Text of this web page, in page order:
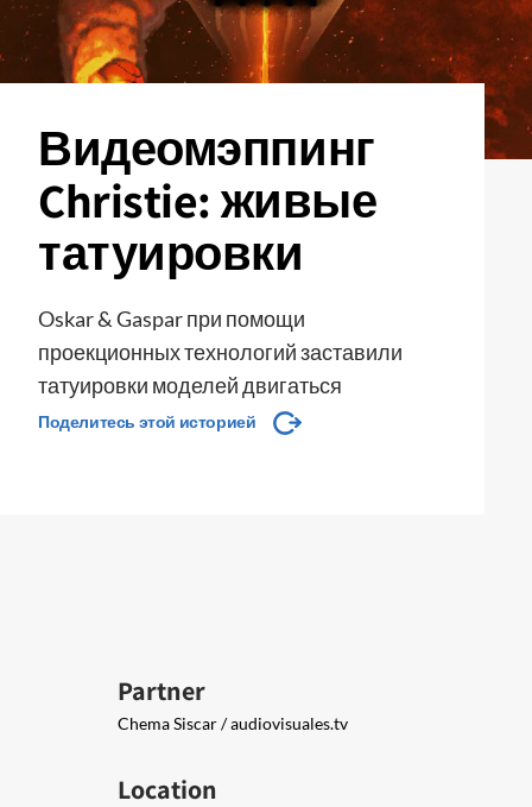
Видеомэппинг
Christie: живые
татуировки
Oskar & Gaspar при помощи
проекционных технологий заставили
татуировки моделей двигаться
Поделитесь этой историей
Partner
Chema Siscar / ​audiovisuales.tv
Location